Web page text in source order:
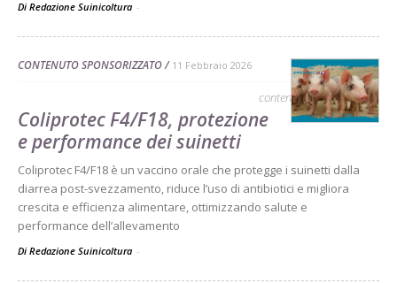
Di Redazione Suinicoltura -
CONTENUTO SPONSORIZZATO 11 Febbraio 2026
contenuto sponsorizzato
Coliprotec F4/F18, protezione
e performance dei suinetti
Coliprotec F4/F18 è un vaccino orale che protegge i suinetti dalla
diarrea post-svezzamento, riduce l’uso di antibiotici e migliora
crescita e efficienza alimentare, ottimizzando salute e
performance dell’allevamento
Di Redazione Suinicoltura -